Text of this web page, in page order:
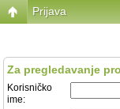
Prijava
Za pregledavanje
Korisničko
ime: